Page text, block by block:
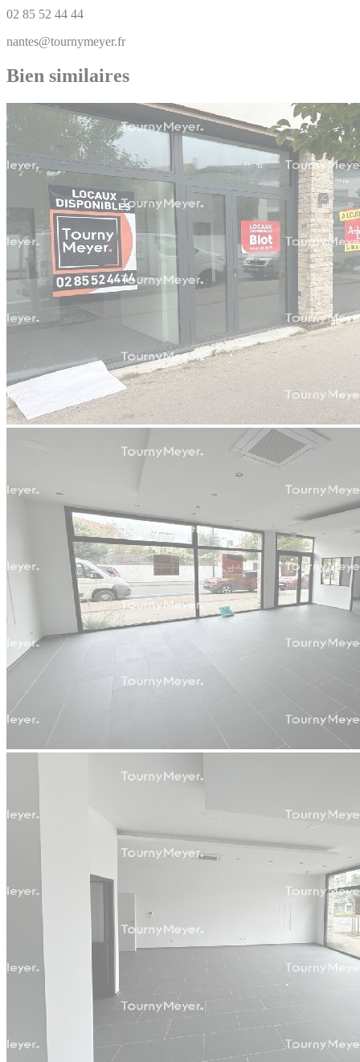
02 85 52 44 44
nantes@tournymeyer.fr
Bien similaires